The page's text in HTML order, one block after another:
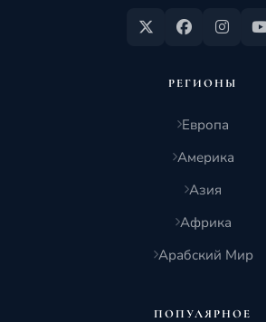
РЕГИОНЫ
Европа
Америка
Азия
Африка
Арабский Мир
ПОПУЛЯРНОЕ